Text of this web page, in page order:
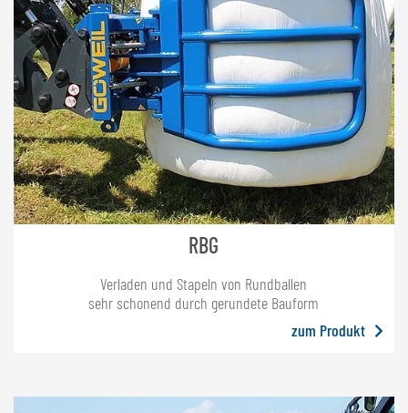
RBG
Verladen und Stapeln von Rundballen
sehr schonend durch gerundete Bauform
zum Produkt